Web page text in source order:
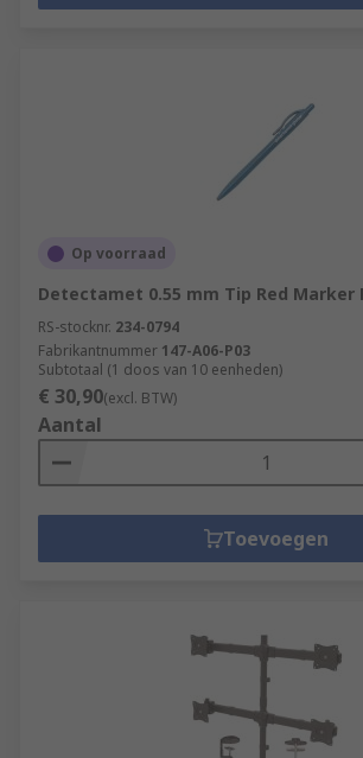
Op voorraad
Detectamet 0.55 mm Tip Red Marker
RS-stocknr. 234-0794
Fabrikantnummer 147-A06-P03
Subtotaal (1 doos van 10 eenheden)
€ 30,90(excl. BTW)
Aantal
Toevoegen